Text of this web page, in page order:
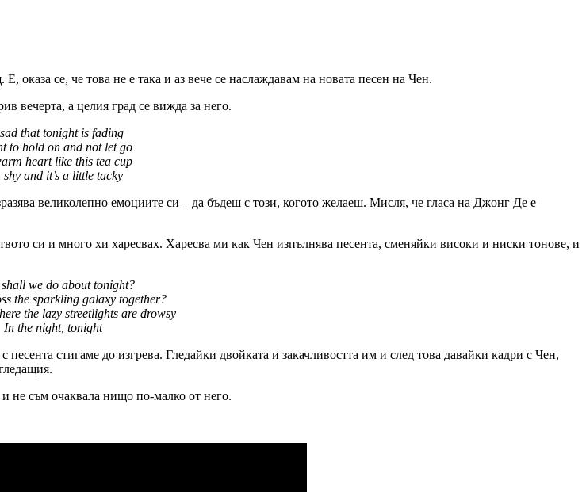
оказа се, че това не е така и аз вече се наслаждавам на новата песен на Чен.
вечерта, а целия град се вижда за него.
sad that tonight is fading
to hold on and not let go
heart like this tea cup
shy and it’s a little tacky
великолепно емоциите си – да бъдеш с този, когото желаеш. Мисля, че гласа на Джонг Де е
си и много хи харесвах. Харесва ми как Чен изпълнява песента, сменяйки високи и ниски тонове, и
shall we do about tonight?
the sparkling galaxy together?
the lazy streetlights are drowsy
In the night, tonight
стигаме до изгрева. Гледайки двойката и закачливостта им и след това давайки кадри с Чен,
не съм очаквала нищо по-малко от него.